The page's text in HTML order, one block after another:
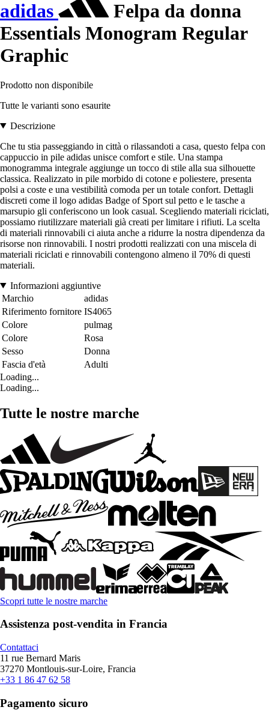
adidas
Felpa da donna
Essentials Monogram Regular
Graphic
Prodotto non disponibile
Tutte le varianti sono esaurite
Descrizione
Che tu stia passeggiando in città o rilassandoti a casa, questo felpa con
cappuccio in pile adidas unisce comfort e stile. Una stampa
monogramma integrale aggiunge un tocco di stile alla sua silhouette
classica. Realizzato in pile morbido di cotone e poliestere, presenta
polsi a coste e una vestibilità comoda per un totale confort. Dettagli
discreti come il logo adidas Badge of Sport sul petto e le tasche a
marsupio gli conferiscono un look casual. Scegliendo materiali riciclati,
possiamo riutilizzare materiali già creati per limitare i rifiuti. La scelta
di materiali rinnovabili ci aiuta anche a ridurre la nostra dipendenza da
risorse non rinnovabili. I nostri prodotti realizzati con una miscela di
materiali riciclati e rinnovabili contengono almeno il 70% di questi
materiali.
Informazioni aggiuntive
Marchio
adidas
Riferimento fornitore IS4065
Colore
pulmag
Colore
Rosa
Sesso
Donna
Fascia d'età
Adulti
Loading...
Loading...
Tutte le nostre marche
Scopri tutte le nostre marche
Assistenza post-vendita in Francia
Contattaci
11 rue Bernard Maris
37270 Montlouis-sur-Loire, Francia
+33 1 86 47 62 58
Pagamento sicuro